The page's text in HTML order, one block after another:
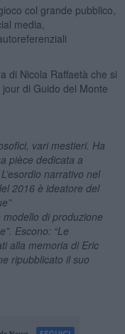
col grande pubblico,
media,
di Nicola Raffaetà che si
di Guido del Monte
vari mestieri. Ha
pièce dedicata a
narrativo nel
2016 è ideatore del
di produzione
Escono: “Le
alla memoria di Eric
ripubblicato il suo